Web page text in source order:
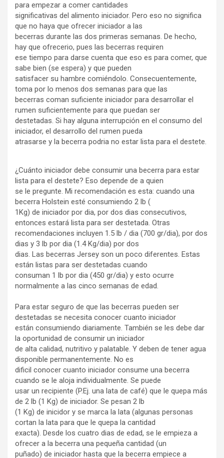
para empezar a comer cantidades
significativas del alimento iniciador. Pero eso no significa
que no haya que ofrecer iniciador a las
becerras durante las dos primeras semanas. De hecho,
hay que ofrecerio, pues las becerras requiren
ese tiempo para darse cuenta que eso es para comer, que
sabe bien (se espera) y que pueden
satisfacer su hambre comiéndolo. Consecuentemente,
toma por lo menos dos semanas para que las
becerras coman suficiente iniciador para desarrollar el
rumen suficientemente para que puedan ser
destetadas. Si hay alguna interrupción en el consumo del
iniciador, el desarrollo del rumen pueda
atrasarse y la becerra podria no estar lista para el destete.
¿Cuánto iniciador debe consumir una becerra para estar
lista para el destete? Eso depende de a quien
se le pregunte. Mi recomendación es esta: cuando una
becerra Holstein esté consumiendo 2 lb (
1Kg) de iniciador por dia, por dos dias consecutivos,
entonces estará lista para ser destetada. Otras
recomendaciones incluyen 1.5 lb / dia (700 gr/dia), por dos
dias y 3 lb por dia (1.4 Kg/dia) por dos
dias. Las becerras Jersey son un poco diferentes. Estas
están listas para ser destetadas cuando
consuman 1 lb por dia (450 gr/dia) y esto ocurre
normalmente a las cinco semanas de edad.
Para estar seguro de que las becerras pueden ser
destetadas se necesita conocer cuanto iniciador
están consumiendo diariamente. También se les debe dar
la oportunidad de consumir un iniciador
de alta calidad, nutritivo y palatable. Y deben de tener agua
disponible permanentemente. No es
dificil conocer cuanto iniciador consume una becerra
cuando se le aloja individualmente. Se puede
usar un recipiente (P.Ej. una lata de café) que le quepa más
de 2 lb (1 Kg) de iniciador. Se pesan 2 lb
(1 Kg) de inicidor y se marca la lata (algunas personas
cortan la lata para que le quepa la cantidad
exacta). Desde los cuatro dias de edad, se le empieza a
ofrecer a la becerra una pequeña cantidad (un
puñado) de iniciador hasta que la becerra empiece a